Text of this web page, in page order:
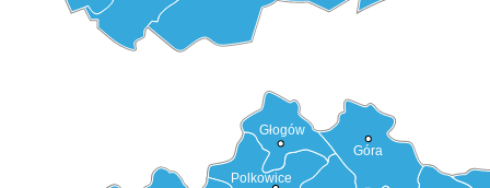
Polkowice
Głogów
Góra